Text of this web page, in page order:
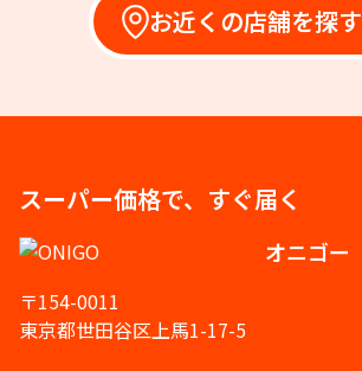
お近くの店舗を探す
スーパー価格で、すぐ届く
オニゴー
〒154-0011
東京都世田谷区上馬1-17-5